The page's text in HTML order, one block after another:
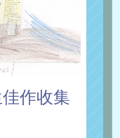
作收集